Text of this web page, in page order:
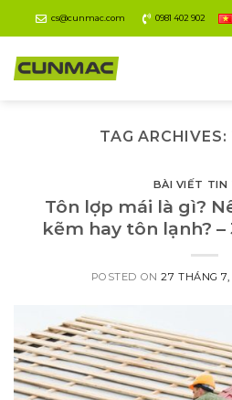
to
content
cs@cunmac.com 0981 402 902
TAG ARCHIVES:
BÀI VIẾT TIN
Tôn lợp mái là gì?
kẽm hay tôn lạnh?
POSTED ON27 THÁNG